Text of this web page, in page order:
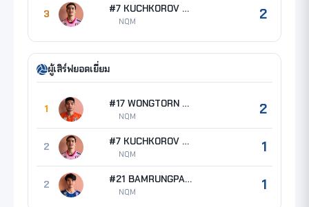
3 #7 KUCHKOROV Azizbek
NQM 2
ผู้เสิร์ฟยอดเยี่ยม
1 #17 WONGTORN Boonyarid
NQM 2
2 #7 KUCHKOROV Azizbek
NQM 1
2 #21 BAMRUNGPAKDEE Thanat
NQM 1